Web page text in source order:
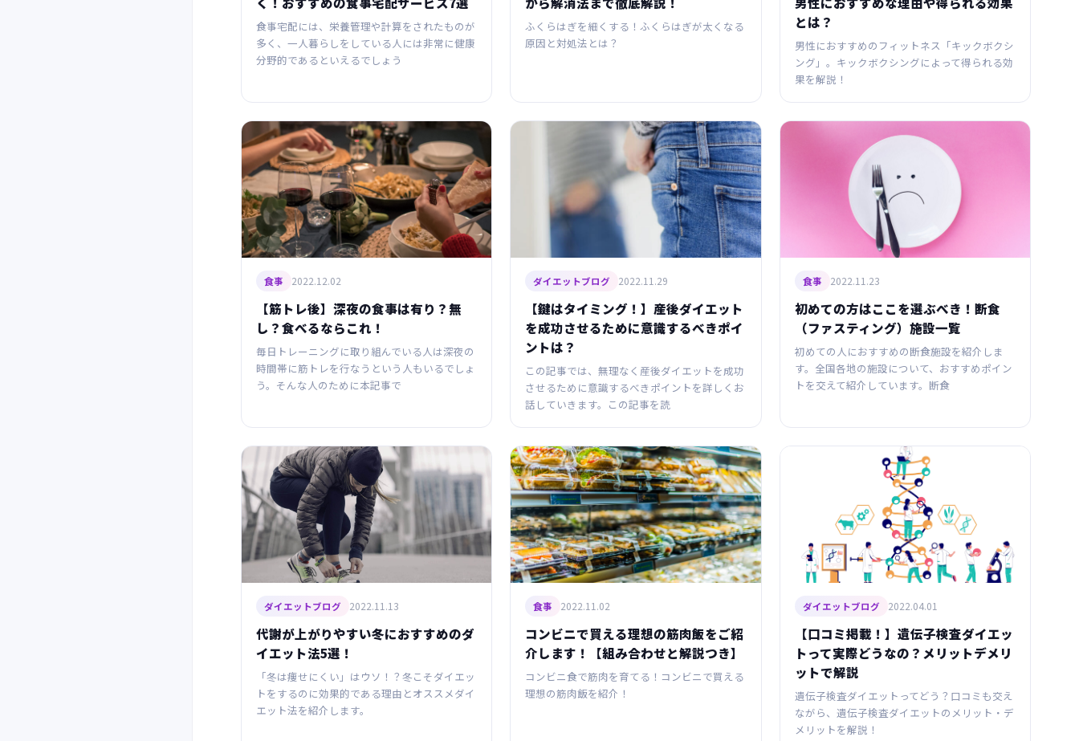
食事宅配には、栄養管理や計算をされたものが
多く、一人暮らしをしている人には非常に健康
分野的であるといえるでしょう
ふくらはぎを細くする！ふくらはぎが太くなる
原因と対処法とは？
とは？
男性におすすめのフィットネス「キックボクシ
ング」。キックボクシングによって得られる効
果を解説！
食事 2022.12.02
【筋トレ後】深夜の食事は有り？無
し？食べるならこれ！
毎日トレーニングに取り組んでいる人は深夜の
時間帯に筋トレを行なうという人もいるでしょ
う。そんな人のために本記事で
ダイエットブログ 2022.11.29
【鍵はタイミング！】産後ダイエット
を成功させるために意識するべきポイ
ントは？
この記事では、無理なく産後ダイエットを成功
させるために意識するべきポイントを詳しくお
話していきます。この記事を読
食事 2022.11.23
初めての方はここを選ぶべき！断食
（ファスティング）施設一覧
初めての人におすすめの断食施設を紹介しま
す。全国各地の施設について、おすすめポイン
トを交えて紹介しています。断食
ダイエットブログ 2022.11.13
代謝が上がりやすい冬におすすめのダ
イエット法5選！
「冬は痩せにくい」はウソ！？冬こそダイエッ
トをするのに効果的である理由とオススメダイ
エット法を紹介します。
食事 2022.11.02
コンビニで買える理想の筋肉飯をご紹
介します！【組み合わせと解説つき】
コンビニ食で筋肉を育てる！コンビニで買える
理想の筋肉飯を紹介！
ダイエットブログ 2022.04.01
【口コミ掲載！】遺伝子検査ダイエッ
トって実際どうなの？メリットデメリ
ットで解説
遺伝子検査ダイエットってどう？口コミも交え
ながら、遺伝子検査ダイエットのメリット・デ
メリットを解説！